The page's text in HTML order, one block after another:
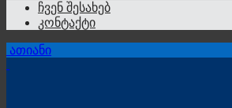
ჩვენ შესახებ
კონტაქტი
ათიანი